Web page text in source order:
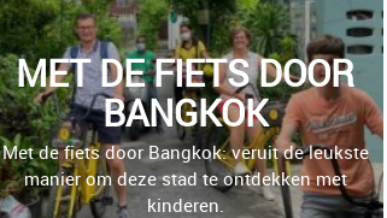
MET DE FIETS DOOR
BANGKOK
Met de fiets door Bangkok: veruit de leukste
manier om deze stad te ontdekken met
kinderen.